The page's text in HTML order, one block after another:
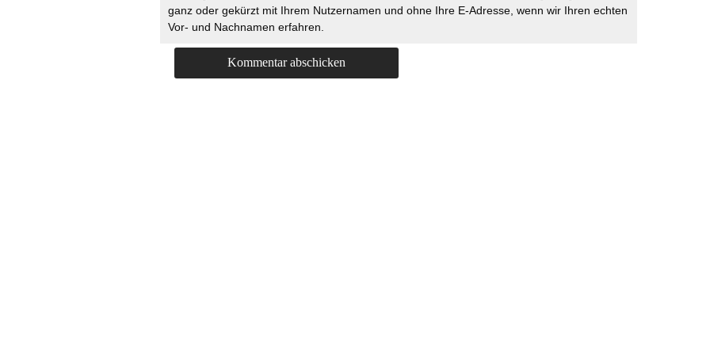
ganz oder gekürzt mit Ihrem Nutzernamen und ohne Ihre E-Adresse, wenn wir Ihren echten
Vor- und Nachnamen erfahren.